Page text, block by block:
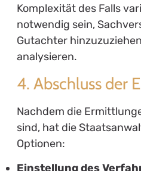
Komplexität des Falls
notwendig sein,
Gutachter
analysieren.
4. Abschluss der
Nachdem die
sind, hat die
Optionen:
Einstellung des